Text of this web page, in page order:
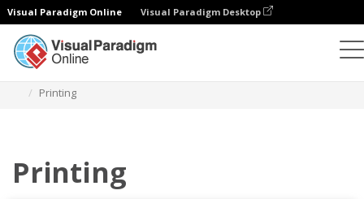
Visual Paradigm Online Visual Paradigm Desktop
Printing
Printing